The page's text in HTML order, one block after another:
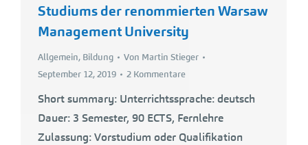
Studiums der renommierten Warsaw
Management University
Allgemein, Bildung Von Martin Stieger
September 12, 2019
2 Kommentare
Short summary: Unterrichtssprache: deutsch
Dauer: 3 Semester, 90 ECTS, Fernlehre
Zulassung: Vorstudium oder Qualifikation